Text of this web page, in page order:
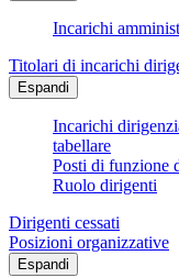
Incarichi
Titolari di incarichi
Espandi
Incarichi
tabellare
Posti di funzione
Ruolo dirigenti
Dirigenti cessati
Posizioni organizzative
Espandi